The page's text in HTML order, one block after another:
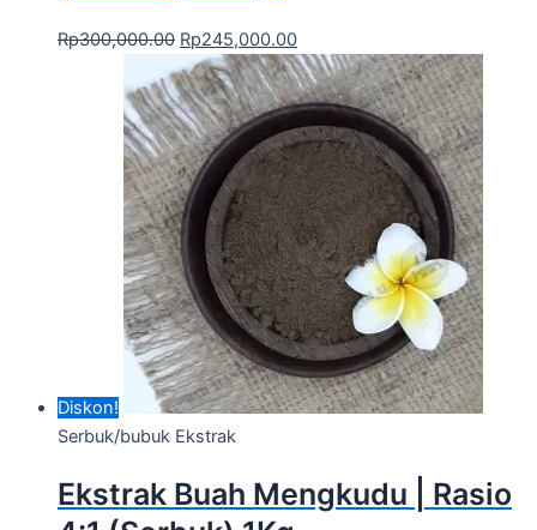
Rp300,000.00 Rp245,000.00
Diskon!
Serbuk/bubuk Ekstrak
Ekstrak Buah Mengkudu | Rasio